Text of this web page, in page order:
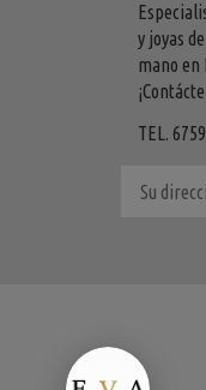
y joyas
mano en
TEL.